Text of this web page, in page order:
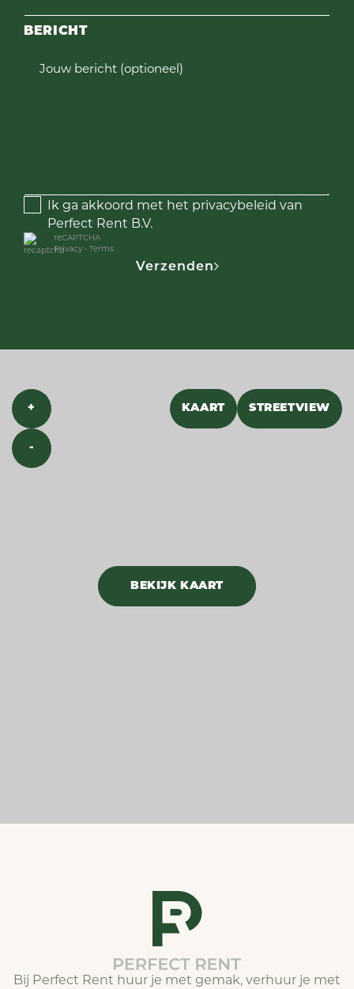
BERICHT
Jouw bericht (optioneel)
Ik ga akkoord met het privacybeleid van
Perfect Rent B.V.
reCAPTCHA
Privacy • Terms
Verzenden
BEKIJK KAART
+
-
KAART STREETVIEW
Bij Perfect Rent huur je met gemak, verhuur je met